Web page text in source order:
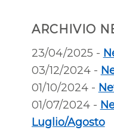
ARCHIVIO
23/04/2025 -
03/12/2024 -
01/10/2024 -
01/07/2024 -
Luglio/Agosto